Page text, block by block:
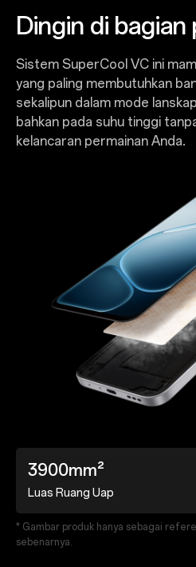
Dingin di
Sistem SuperCool VC ini
yang paling membutuhkan
sekalipun dalam mode
bahkan pada suhu tinggi
kelancaran permainan Anda.
3900mm²
Luas Ruang Uap
* Gambar produk hanya sebagai
sebenarnya.